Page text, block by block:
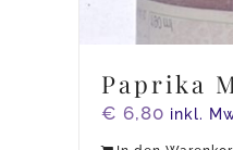
Paprika
€ 6,80 inkl.